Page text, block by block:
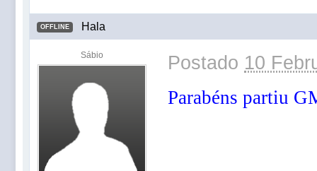
OFFLINE Hala
Sábio Postado 10
Parabéns partiu